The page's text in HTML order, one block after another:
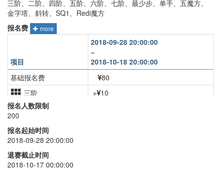
三阶、二阶、四阶、五阶、六阶、七阶、最少步、单手、五魔方、
金字塔、斜转、SQ1、Redi魔方
报名费
more
项目
2018-09-28 20:00:00
~
2018-10-18 20:00:00
基础报名费
80
三阶
+ 10
二阶
四阶
五阶
六阶
报名人数限制
200
报名起始时间
2018-09-28 20:00:00
退赛截止时间
2018-10-17 00:00:00